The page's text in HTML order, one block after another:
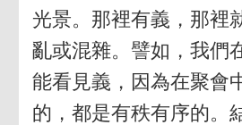
光景。那裡有義，那裡
亂或混雜。譬如，我們
能看見義，因為在聚會
的，都是有秩有序的。